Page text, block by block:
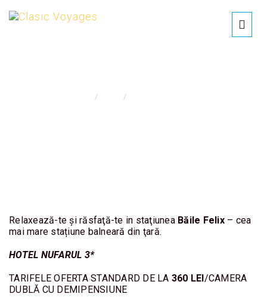
EXOTICE/
CIRCUITE
CITY
BREAK
/
Relaxează-te și răsfaţă-te in staţiunea Băile Felix – cea
mai mare stațiune balneară din ţară.
HOTEL NUFARUL 3*
TARIFELE OFERTA STANDARD DE LA 360 LEI/CAMERA
DUBLĂ CU DEMIPENSIUNE